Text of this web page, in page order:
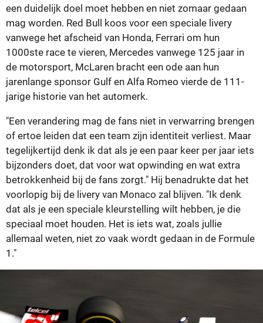
een duidelijk doel moet hebben en niet zomaar gedaan
mag worden. Red Bull koos voor een speciale livery
vanwege het afscheid van Honda, Ferrari om hun
1000ste race te vieren, Mercedes vanwege 125 jaar in
de motorsport, McLaren bracht een ode aan hun
jarenlange sponsor Gulf en Alfa Romeo vierde de 111-
jarige historie van het automerk.
"Een verandering mag de fans niet in verwarring brengen
of ertoe leiden dat een team zijn identiteit verliest. Maar
tegelijkertijd denk ik dat als je een paar keer per jaar iets
bijzonders doet, dat voor wat opwinding en wat extra
betrokkenheid bij de fans zorgt." Hij benadrukte dat het
voorlopig bij de livery van Monaco zal blijven. "Ik denk
dat als je een speciale kleurstelling wilt hebben, je die
speciaal moet houden. Het is iets wat, zoals jullie
allemaal weten, niet zo vaak wordt gedaan in de Formule
1."